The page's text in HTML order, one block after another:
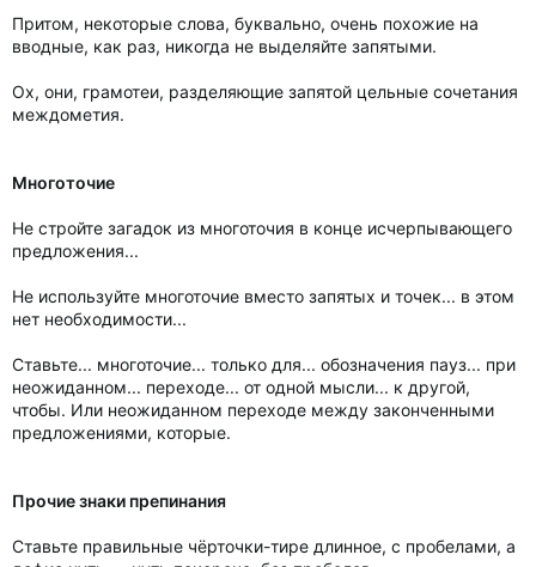
Притом, некоторые слова, буквально, очень похожие на
вводные, как раз, никогда не выделяйте запятыми.
Ох, они, грамотеи, разделяющие запятой цельные сочетания
междометия.
Многоточие
Не стройте загадок из многоточия в конце исчерпывающего
предложения...
Не используйте многоточие вместо запятых и точек... в этом
нет необходимости...
Ставьте... многоточие... только для... обозначения пауз... при
неожиданном... переходе... от одной мысли... к другой,
чтобы. Или неожиданном переходе между законченными
предложениями, которые.
Прочие знаки препинания
Ставьте правильные чёрточки-тире длинное, с пробелами, а